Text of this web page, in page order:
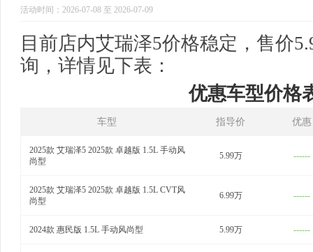
活动时间：2026-07-08 至 2026-07-09
目前店内艾瑞泽5价格稳定，售价
询，详情见下表：
优惠车型价格
车型 指导价 优惠
2025款 艾瑞泽5 2025款 卓越版 1.5L 手动风
尚型
5.99万 ------
2025款 艾瑞泽5 2025款 卓越版 1.5L CVT风
尚型
6.99万 ------
2024款 惠民版 1.5L 手动风尚型 5.99万 ------